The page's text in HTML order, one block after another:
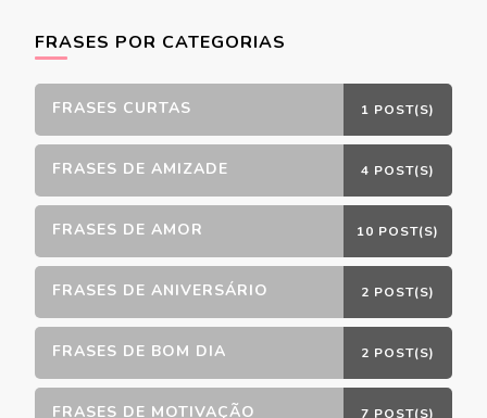
FRASES POR CATEGORIAS
FRASES CURTAS 1 POST(S)
FRASES DE AMIZADE 4 POST(S)
FRASES DE AMOR 10 POST(S)
FRASES DE ANIVERSÁRIO 2 POST(S)
FRASES DE BOM DIA 2 POST(S)
FRASES DE MOTIVAÇÃO 7 POST(S)